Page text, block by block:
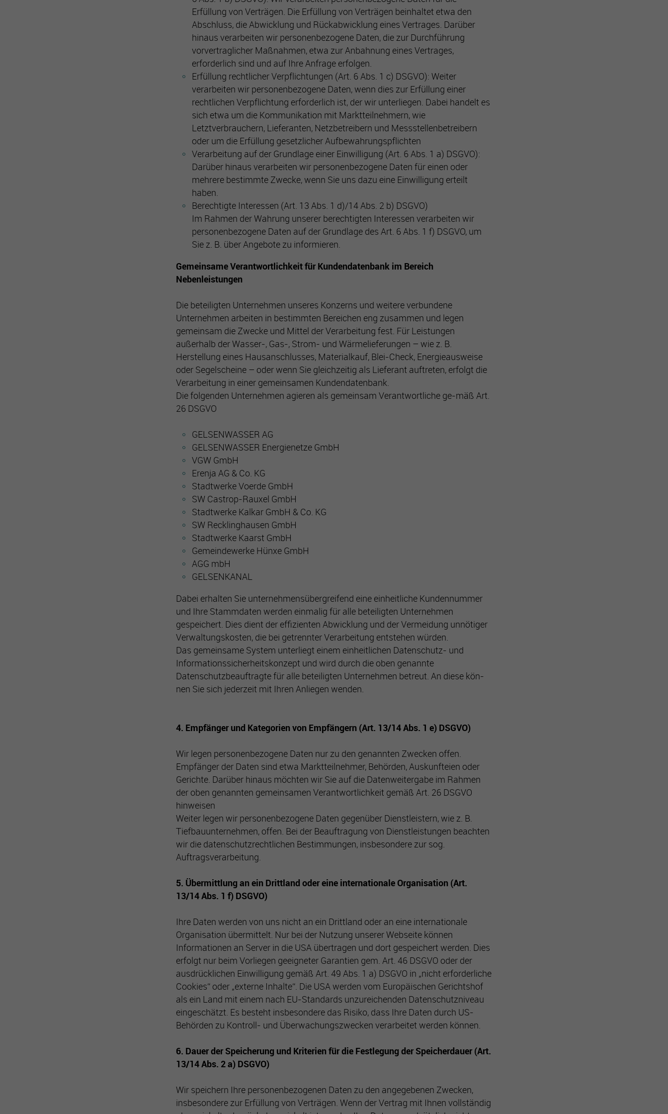
Erfüllung von Verträgen. Die Erfüllung von Verträgen beinhaltet etwa den
Abschluss, die Abwicklung und Rückabwicklung eines Vertrages. Darüber
hinaus verarbeiten wir personenbezogene Daten, die zur Durchführung
vorvertraglicher Maßnahmen, etwa zur Anbahnung eines Vertrages,
erforderlich sind und auf Ihre Anfrage erfolgen.
Erfüllung rechtlicher Verpflichtungen (Art. 6 Abs. 1 c) DSGVO): Weiter
verarbeiten wir personenbezogene Daten, wenn dies zur Erfüllung einer
rechtlichen Verpflichtung erforderlich ist, der wir unterliegen. Dabei handelt es
sich etwa um die Kommunikation mit Marktteilnehmern, wie
Letztverbrauchern, Lieferanten, Netzbetreibern und Messstellenbetreibern
oder um die Erfüllung gesetzlicher Aufbewahrungspflichten
Verarbeitung auf der Grundlage einer Einwilligung (Art. 6 Abs. 1 a) DSGVO):
Darüber hinaus verarbeiten wir personenbezogene Daten für einen oder
mehrere bestimmte Zwecke, wenn Sie uns dazu eine Einwilligung erteilt
haben.
Berechtigte Interessen (Art. 13 Abs. 1 d)/14 Abs. 2 b) DSGVO)
Im Rahmen der Wahrung unserer berechtigten Interessen verarbeiten wir
personenbezogene Daten auf der Grundlage des Art. 6 Abs. 1 f) DSGVO, um
Sie z. B. über Angebote zu informieren.
Gemeinsame Verantwortlichkeit für Kundendatenbank im Bereich
Nebenleistungen
Die beteiligten Unternehmen unseres Konzerns und weitere verbundene
Unternehmen arbeiten in bestimmten Bereichen eng zusammen und legen
gemeinsam die Zwecke und Mittel der Verarbeitung fest. Für Leistungen
außerhalb der Wasser-, Gas-, Strom- und Wärmelieferungen – wie z. B.
Herstellung eines Hausanschlusses, Materialkauf, Blei-Check, Energieausweise
oder Segelscheine – oder wenn Sie gleichzeitig als Lieferant auftreten, erfolgt die
Verarbeitung in einer gemeinsamen Kundendatenbank.
Die folgenden Unternehmen agieren als gemeinsam Verantwortliche ge-mäß Art.
26 DSGVO
GELSENWASSER AG
GELSENWASSER Energienetze GmbH
VGW GmbH
Erenja AG & Co. KG
Stadtwerke Voerde GmbH
SW Castrop-Rauxel GmbH
Stadtwerke Kalkar GmbH & Co. KG
SW Recklinghausen GmbH
Stadtwerke Kaarst GmbH
Gemeindewerke Hünxe GmbH
AGG mbH
GELSENKANAL
Dabei erhalten Sie unternehmensübergreifend eine einheitliche Kundennummer
und Ihre Stammdaten werden einmalig für alle beteiligten Unternehmen
gespeichert. Dies dient der effizienten Abwicklung und der Vermeidung unnötiger
Verwaltungskosten, die bei getrennter Verarbeitung entstehen würden.
Das gemeinsame System unterliegt einem einheitlichen Datenschutz- und
Informationssicherheitskonzept und wird durch die oben genannte
Datenschutzbeauftragte für alle beteiligten Unternehmen betreut. An diese kön-
nen Sie sich jederzeit mit Ihren Anliegen wenden.
4. Empfänger und Kategorien von Empfängern (Art. 13/14 Abs. 1 e) DSGVO)
Wir legen personenbezogene Daten nur zu den genannten Zwecken offen.
Empfänger der Daten sind etwa Marktteilnehmer, Behörden, Auskunfteien oder
Gerichte. Darüber hinaus möchten wir Sie auf die Datenweitergabe im Rahmen
der oben genannten gemeinsamen Verantwortlichkeit gemäß Art. 26 DSGVO
hinweisen
Weiter legen wir personenbezogene Daten gegenüber Dienstleistern, wie z. B.
Tiefbauunternehmen, offen. Bei der Beauftragung von Dienstleistungen beachten
wir die datenschutzrechtlichen Bestimmungen, insbesondere zur sog.
Auftragsverarbeitung.
5. Übermittlung an ein Drittland oder eine internationale Organisation (Art.
13/14 Abs. 1 f) DSGVO)
Ihre Daten werden von uns nicht an ein Drittland oder an eine internationale
Organisation übermittelt. Nur bei der Nutzung unserer Webseite können
Informationen an Server in die USA übertragen und dort gespeichert werden. Dies
erfolgt nur beim Vorliegen geeigneter Garantien gem. Art. 46 DSGVO oder der
ausdrücklichen Einwilligung gemäß Art. 49 Abs. 1 a) DSGVO in „nicht erforderliche
Cookies“ oder „externe Inhalte“. Die USA werden vom Europäischen Gerichtshof
als ein Land mit einem nach EU-Standards unzureichenden Datenschutzniveau
eingeschätzt. Es besteht insbesondere das Risiko, dass Ihre Daten durch US-
Behörden zu Kontroll- und Überwachungszwecken verarbeitet werden können.
6. Dauer der Speicherung und Kriterien für die Festlegung der Speicherdauer (Art.
13/14 Abs. 2 a) DSGVO)
Wir speichern Ihre personenbezogenen Daten zu den angegebenen Zwecken,
insbesondere zur Erfüllung von Verträgen. Wenn der Vertrag mit Ihnen vollständig
Name __cf_bm
Anbieter .myfonts.ne
Laufzeit 30 Min
Zweck
This cookie, set by Cloudflare, is used to
support Cloudflare Bot Management